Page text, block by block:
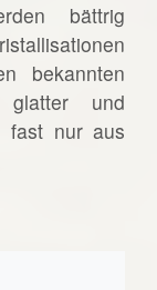
bättrig
bekannten
glatter und
fast nur aus